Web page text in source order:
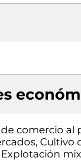
comercio
Cultivo